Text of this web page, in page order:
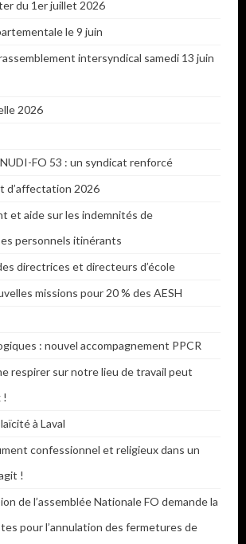
du 1er juillet 2026
le 9 juin
intersyndical samedi 13 juin
2026
FO 53 : un syndicat renforcé
d’affectation 2026
et aide sur les indemnités de
personnels itinérants
directrices et directeurs d’école
missions pour 20 % des AESH
: nouvel accompagnement PPCR
respirer sur notre lieu de travail peut
!
à Laval
confessionnel et religieux dans un
!
de l’assemblée Nationale FO demande la
pour l’annulation des fermetures de